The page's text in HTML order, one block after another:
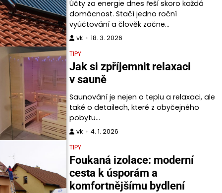
Účty za energie dnes řeší skoro každá
domácnost. Stačí jedno roční
vyúčtování a člověk začne…
vk
18. 3. 2026
TIPY
Jak si zpříjemnit relaxaci
v sauně
Saunování je nejen o teplu a relaxaci, ale
také o detailech, které z obyčejného
pobytu…
vk
4. 1. 2026
TIPY
Foukaná izolace: moderní
cesta k úsporám a
komfortnějšímu bydlení